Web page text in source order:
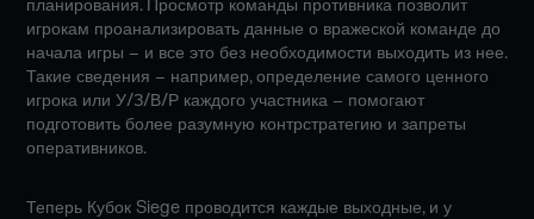
планирования. Просмотр команды противника позволит
игрокам проанализировать данные о вражеской команде до
начала игры – и все это без необходимости выходить из нее.
Такие сведения – например, определение самого ценного
игрока или У/З/В/Р каждого участника – помогают
подготовить более разумную контрстратегию и запреты
оперативников.
Теперь Кубок Siege проводится каждые выходные, и у